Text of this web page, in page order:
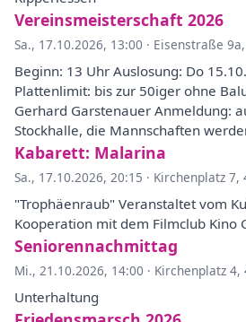
Vereinsmeisterschaft 2026
Sa., 17.10.2026, 13:00 · Eisenstraße
Beginn: 13 Uhr Auslosung: Do
Plattenlimit: bis zur 50iger ohne
Gerhard Garstenauer Anmeldung:
Stockhalle, die Mannschaften
Kabarett: Malarina
Sa., 17.10.2026, 20:15 · Kirchenplatz
"Trophäenraub" Veranstaltet vom
Kooperation mit dem Filmclub Kino
Seniorennachmittag
Mi., 21.10.2026, 14:00 · Kirchenplatz
Unterhaltung